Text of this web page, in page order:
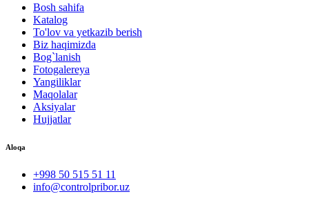
Bosh sahifa
Katalog
To'lov va yetkazib berish
Biz haqimizda
Bog`lanish
Fotogalereya
Yangiliklar
Maqolalar
Aksiyalar
Hujjatlar
Aloqa
+998 50 515 51 11
info@controlpribor.uz